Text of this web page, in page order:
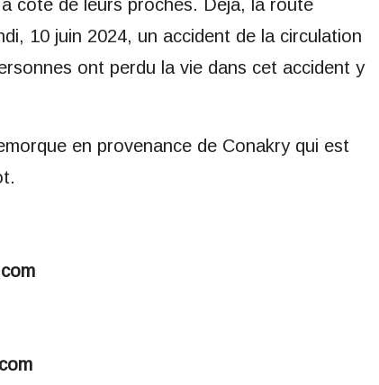
côté de leurs proches. Déjà, la route
10 juin 2024, un accident de la circulation
ont perdu la vie dans cet accident y
en provenance de Conakry qui est